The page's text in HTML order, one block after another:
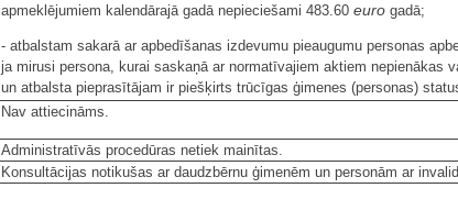
apmeklējumiem kalendārajā gadā nepieciešami 483.60 euro gadā;
- atbalstam sakarā ar apbedīšanas izdevumu pieaugumu personas
ja mirusi persona, kurai saskaņā ar normatīvajiem aktiem nepienākas
un atbalsta pieprasītājam ir piešķirts trūcīgas ģimenes (personas)
Nav attiecināms.
Administratīvās procedūras netiek mainītas.
Konsultācijas notikušas ar daudzbērnu ģimenēm un personām ar